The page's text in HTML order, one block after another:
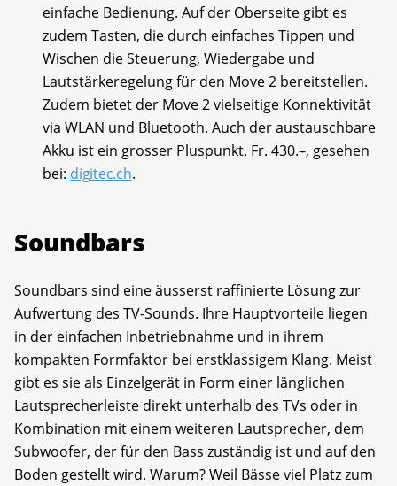
einfache Bedienung. Auf der Oberseite gibt es
zudem Tasten, die durch einfaches Tippen und
Wischen die Steuerung, Wiedergabe und
Lautstärkeregelung für den Move 2 bereitstellen.
Zudem bietet der Move 2 vielseitige Konnektivität
via WLAN und Bluetooth. Auch der austauschbare
Akku ist ein grosser Pluspunkt. Fr. 430.–, gesehen
bei: digitec.ch.
Soundbars
Soundbars sind eine äusserst raffinierte Lösung zur
Aufwertung des TV-Sounds. Ihre Hauptvorteile liegen
in der einfachen Inbetriebnahme und in ihrem
kompakten Formfaktor bei erstklassigem Klang. Meist
gibt es sie als Einzelgerät in Form einer länglichen
Lautsprecherleiste direkt unterhalb des TVs oder in
Kombination mit einem weiteren Lautsprecher, dem
Subwoofer, der für den Bass zuständig ist und auf den
Boden gestellt wird. Warum? Weil Bässe viel Platz zum